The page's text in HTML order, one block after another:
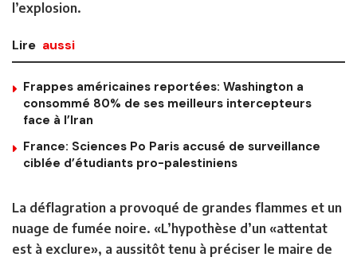
l’explosion.
Lire aussi
Frappes américaines reportées: Washington a
consommé 80% de ses meilleurs intercepteurs
face à l’Iran
France: Sciences Po Paris accusé de surveillance
ciblée d’étudiants pro-palestiniens
La déflagration a provoqué de grandes flammes et un
nuage de fumée noire. «L’hypothèse d’un «attentat
est à exclure», a aussitôt tenu à préciser le maire de